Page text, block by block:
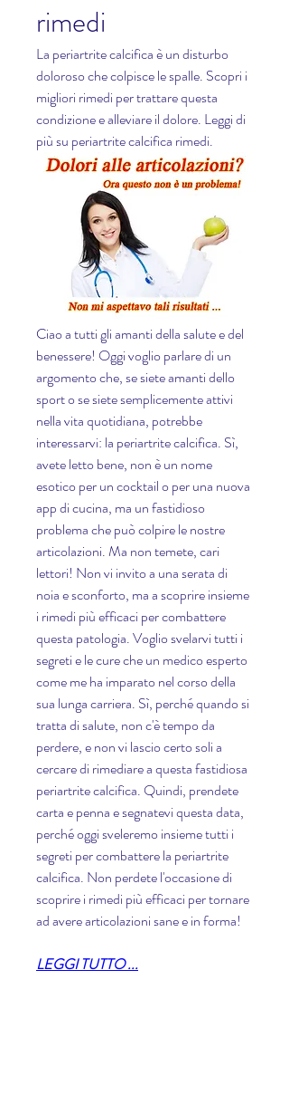
rimedi
La periartrite calcifica è un disturbo
doloroso che colpisce le spalle. Scopri i
migliori rimedi per trattare questa
condizione e alleviare il dolore. Leggi di
più su periartrite calcifica rimedi.
Ciao a tutti gli amanti della salute e del
benessere! Oggi voglio parlare di un
argomento che, se siete amanti dello
sport o se siete semplicemente attivi
nella vita quotidiana, potrebbe
interessarvi: la periartrite calcifica. Sì,
avete letto bene, non è un nome
esotico per un cocktail o per una nuova
app di cucina, ma un fastidioso
problema che può colpire le nostre
articolazioni. Ma non temete, cari
lettori! Non vi invito a una serata di
noia e sconforto, ma a scoprire insieme
i rimedi più efficaci per combattere
questa patologia. Voglio svelarvi tutti i
segreti e le cure che un medico esperto
come me ha imparato nel corso della
sua lunga carriera. Sì, perché quando si
tratta di salute, non c'è tempo da
perdere, e non vi lascio certo soli a
cercare di rimediare a questa fastidiosa
periartrite calcifica. Quindi, prendete
carta e penna e segnatevi questa data,
perché oggi sveleremo insieme tutti i
segreti per combattere la periartrite
calcifica. Non perdete l'occasione di
scoprire i rimedi più efficaci per tornare
ad avere articolazioni sane e in forma!
LEGGI TUTTO ...